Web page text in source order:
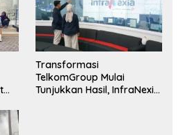
Transformasi
TelkomGroup Mulai
Tunjukkan Hasil, InfraNexia